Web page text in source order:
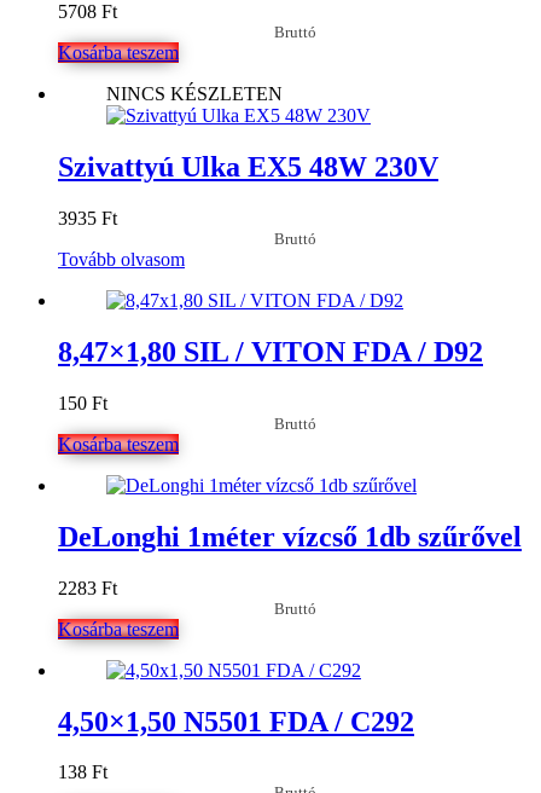
5708 Ft
Bruttó
Kosárba teszem
NINCS KÉSZLETEN
Szivattyú Ulka EX5 48W 230V
3935 Ft
Bruttó
Tovább olvasom
8,47×1,80 SIL / VITON FDA / D92
150 Ft
Bruttó
Kosárba teszem
DeLonghi 1méter vízcső 1db szűrővel
2283 Ft
Bruttó
Kosárba teszem
4,50×1,50 N5501 FDA / C292
138 Ft